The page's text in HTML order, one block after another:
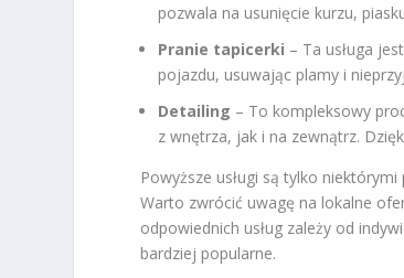
pozwala na usunięcie kurzu,
Pranie tapicerki – Ta usługa
pojazdu, usuwając plamy i
Detailing – To kompleksowy
z wnętrza, jak i na zewnątrz.
Powyższe usługi są tylko
Warto zwrócić uwagę na lokalne
odpowiednich usług zależy od
bardziej popularne.